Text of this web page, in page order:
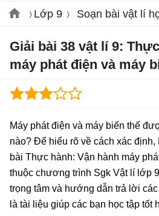
Lớp 9 Soạn bài vật lí
Giải bài 38 vật lí 9:
máy phát điện và máy
Máy phát điện và máy biến thế
nào? Để hiểu rõ về cách xác
bài Thực hành: Vận hành máy
thuộc chương trình Sgk Vật lí lớp
trọng tâm và hướng dẫn trả lời
là tài liệu giúp các bạn học tập tốt